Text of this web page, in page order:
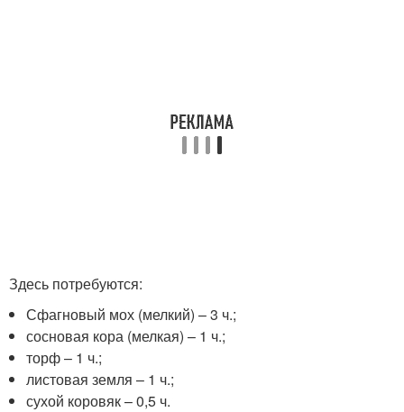
Здесь потребуются:
Сфагновый мох (мелкий) – 3 ч.;
сосновая кора (мелкая) – 1 ч.;
торф – 1 ч.;
листовая земля – 1 ч.;
сухой коровяк – 0,5 ч.